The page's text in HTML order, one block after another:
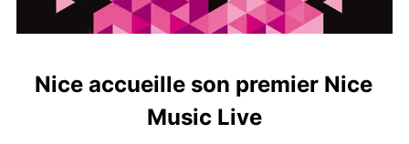
Nice accueille son premier Nice
Music Live